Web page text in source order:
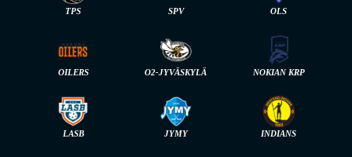
TPS SPV OLS
OILERS O2-JYVÄSKYLÄ NOKIAN KRP
LASB JYMY INDIANS